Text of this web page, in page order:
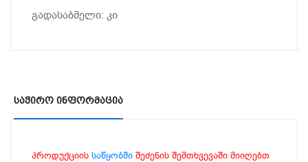
გადასაბმელი: კი
Საჭირო Ინფორმაცია
პროდუქციის საწყობში შეძენის შემთხვევაში მიიღებთ